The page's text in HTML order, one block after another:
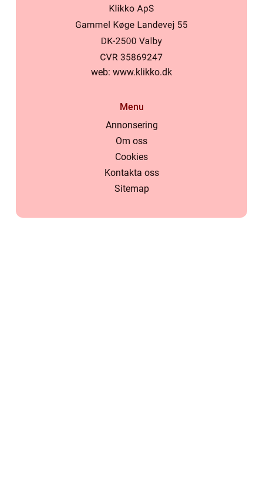
web: www.klikko.dk
Menu
Annonsering
Om oss
Cookies
Kontakta oss
Sitemap